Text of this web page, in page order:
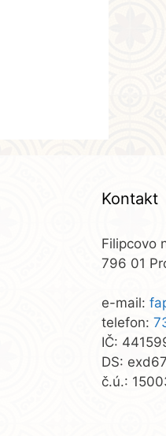
Kontakt
Filipcovo
796 01
e-mail:
telefon:
IČ:
DS:
č.ú.: